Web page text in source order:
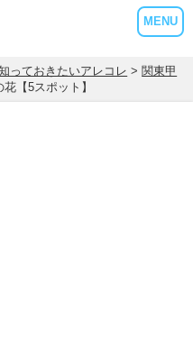
MENU
っておきたいアレコレ > 関東甲
【5スポット】